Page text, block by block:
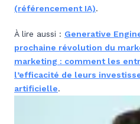
(référencement IA).
À lire aussi : Generative
prochaine révolution du
marketing : comment les
l’efficacité de leurs
artificielle.